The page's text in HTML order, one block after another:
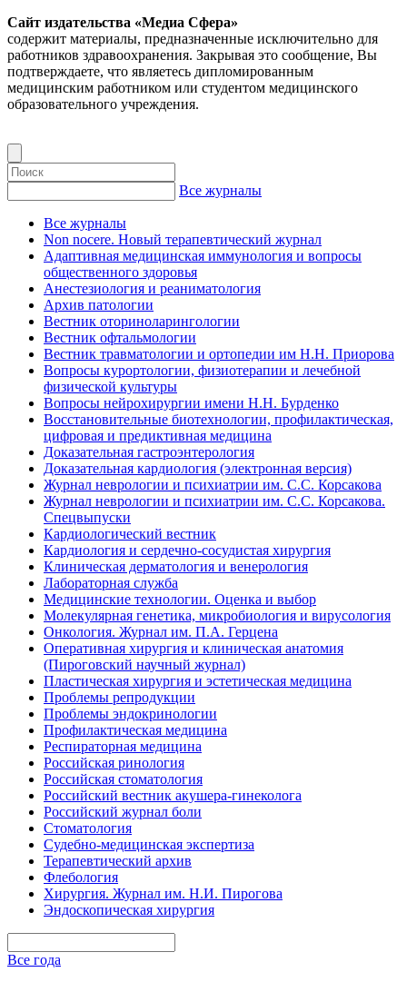
Сайт издательства «Медиа Сфера»
содержит материалы, предназначенные исключительно для
работников здравоохранения. Закрывая это сообщение, Вы
подтверждаете, что являетесь дипломированным
медицинским работником или студентом медицинского
образовательного учреждения.
Все журналы
Все журналы
Non nocere. Новый терапевтический журнал
Адаптивная медицинская иммунология и вопросы
общественного здоровья
Анестезиология и реаниматология
Архив патологии
Вестник оториноларингологии
Вестник офтальмологии
Вестник травматологии и ортопедии им Н.Н. Приорова
Вопросы курортологии, физиотерапии и лечебной
физической культуры
Вопросы нейрохирургии имени Н.Н. Бурденко
Восстановительные биотехнологии, профилактическая,
цифровая и предиктивная медицина
Доказательная гастроэнтерология
Доказательная кардиология (электронная версия)
Журнал неврологии и психиатрии им. С.С. Корсакова
Журнал неврологии и психиатрии им. С.С. Корсакова.
Спецвыпуски
Кардиологический вестник
Кардиология и сердечно-сосудистая хирургия
Клиническая дерматология и венерология
Лабораторная служба
Медицинские технологии. Оценка и выбор
Молекулярная генетика, микробиология и вирусология
Онкология. Журнал им. П.А. Герцена
Оперативная хирургия и клиническая анатомия
(Пироговский научный журнал)
Пластическая хирургия и эстетическая медицина
Проблемы репродукции
Проблемы эндокринологии
Профилактическая медицина
Респираторная медицина
Российская ринология
Российская стоматология
Российский вестник акушера-гинеколога
Российский журнал боли
Стоматология
Судебно-медицинская экспертиза
Терапевтический архив
Флебология
Хирургия. Журнал им. Н.И. Пирогова
Эндоскопическая хирургия
Все года